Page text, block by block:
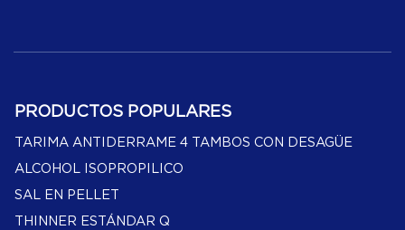
PRODUCTOS POPULARES
TARIMA ANTIDERRAME 4 TAMBOS CON DESAGÜE
ALCOHOL ISOPROPILICO
SAL EN PELLET
THINNER ESTÁNDAR Q